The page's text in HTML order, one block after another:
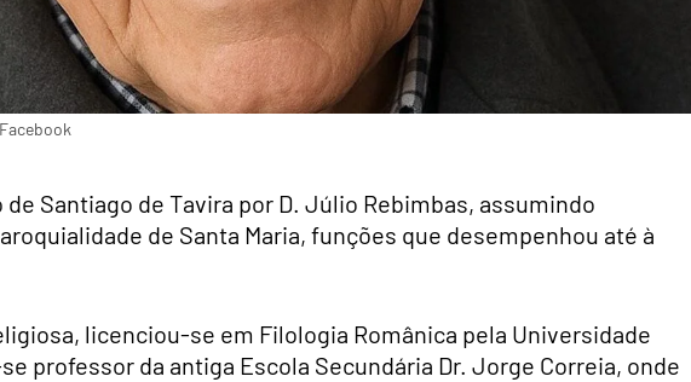
de Santiago de Tavira por D. Júlio Rebimbas, assumindo
de Santa Maria, funções que desempenhou até à
licenciou-se em Filologia Românica pela Universidade
professor da antiga Escola Secundária Dr. Jorge Correia, onde